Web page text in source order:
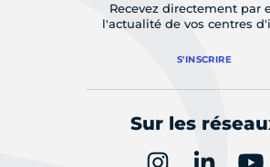
Recevez directement par
l'actualité de vos centres
S'INSCRIRE
Sur les